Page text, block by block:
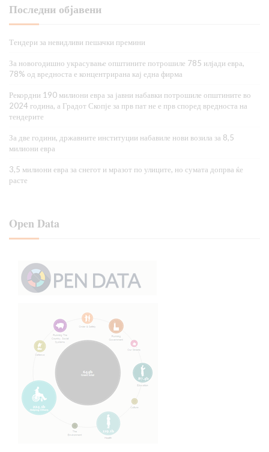
Последни објавени
Тендери за невидливи пешачки премини
За новогодишно украсување општините потрошиле 785 илјади евра,
78% од вредноста е концентрирана кај една фирма
Рекордни 190 милиони евра за јавни набавки потрошиле општините во
2024 година, а Градот Скопје за прв пат не е прв според вредноста на
тендерите
За две години, државните институции набавиле нови возила за 8,5
милиони евра
3,5 милиони евра за снегот и мразот по улиците, но сумата допрва ќе
расте
Open Data